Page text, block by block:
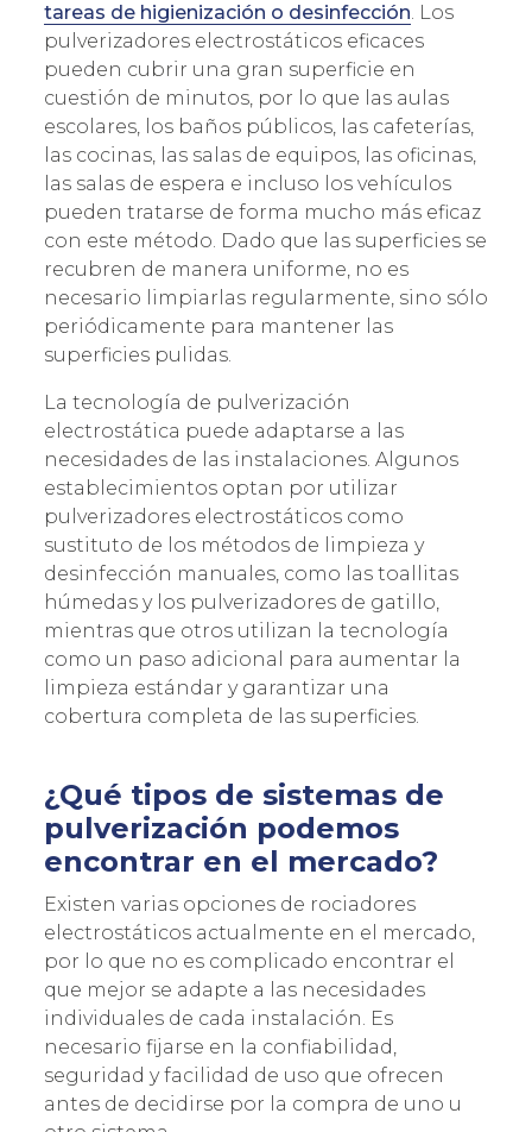
tareas de higienización o desinfección . Los
pulverizadores electrostáticos eficaces
pueden cubrir una gran superficie en
cuestión de minutos, por lo que las aulas
escolares, los baños públicos, las cafeterías,
las cocinas, las salas de equipos, las oficinas,
las salas de espera e incluso los vehículos
pueden tratarse de forma mucho más eficaz
con este método. Dado que las superficies se
recubren de manera uniforme, no es
necesario limpiarlas regularmente, sino sólo
periódicamente para mantener las
superficies pulidas.
La tecnología de pulverización
electrostática puede adaptarse a las
necesidades de las instalaciones. Algunos
establecimientos optan por utilizar
pulverizadores electrostáticos como
sustituto de los métodos de limpieza y
desinfección manuales, como las toallitas
húmedas y los pulverizadores de gatillo,
mientras que otros utilizan la tecnología
como un paso adicional para aumentar la
limpieza estándar y garantizar una
cobertura completa de las superficies.
¿Qué tipos de sistemas de
pulverización podemos
encontrar en el mercado?
Existen varias opciones de rociadores
electrostáticos actualmente en el mercado,
por lo que no es complicado encontrar el
que mejor se adapte a las necesidades
individuales de cada instalación. Es
necesario fijarse en la confiabilidad,
seguridad y facilidad de uso que ofrecen
antes de decidirse por la compra de uno u